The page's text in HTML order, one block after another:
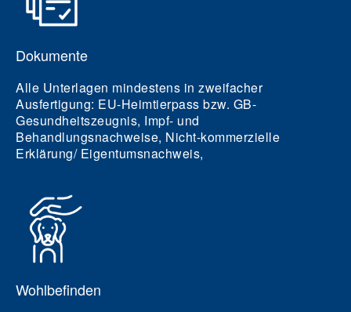
Dokumente
Alle Unterlagen mindestens in zweifacher
Ausfertigung: EU-Heimtierpass bzw. GB-
Gesundheitszeugnis, Impf- und
Behandlungsnachweise, Nicht-kommerzielle
Erklärung/ Eigentumsnachweis,
Wohlbefinden